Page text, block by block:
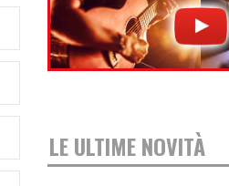
LE ULTIME NOVITÀ